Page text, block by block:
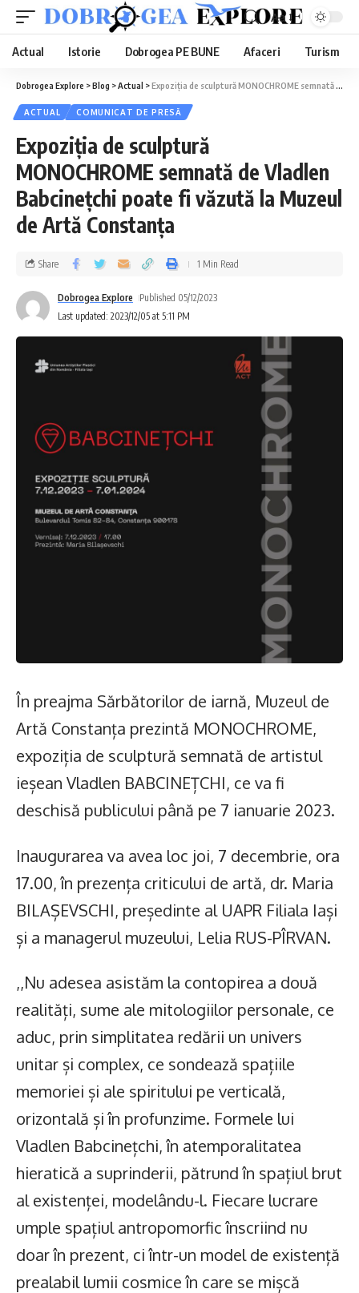
Aa
Actual Istorie Dobrogea PE BUNE Afaceri Turism
Dobrogea Explore >Blog >Actual >Expoziția de sculptură MONOCHROME semnată de Vladlen Babcinețchi poate fi văzută la Muzeul de Artă Constanța
ACTUAL COMUNICAT DE PRESĂ
Expoziția de sculptură
MONOCHROME semnată de Vladlen
Babcinețchi poate fi văzută la Muzeul
de Artă Constanța
Last updated: 2023/12/05 at 5:11 PM
Dobrogea Explore Published 05/12/2023
Share 1 Min Read
În preajma Sărbătorilor de iarnă, Muzeul de
Artă Constanța prezintă MONOCHROME,
expoziția de sculptură semnată de artistul
ieșean Vladlen BABCINEȚCHI, ce va fi
deschisă publicului până pe 7 ianuarie 2023.
Inaugurarea va avea loc joi, 7 decembrie, ora
17.00, în prezența criticului de artă, dr. Maria
BILAȘEVSCHI, președinte al UAPR Filiala Iași
și a managerul muzeului, Lelia RUS-PÎRVAN.
,,Nu adesea asistăm la contopirea a două
realități, sume ale mitologiilor personale, ce
aduc, prin simplitatea redării un univers
unitar și complex, ce sondează spațiile
memoriei și ale spiritului pe verticală,
orizontală și în profunzime. Formele lui
Vladlen Babcinețchi, în atemporalitatea
hieratică a suprinderii, pătrund în spațiul brut
al existenței, modelându-l. Fiecare lucrare
umple spațiul antropomorfic înscriind nu
doar în prezent, ci într-un model de existență
prealabil lumii cosmice în care se mișcă